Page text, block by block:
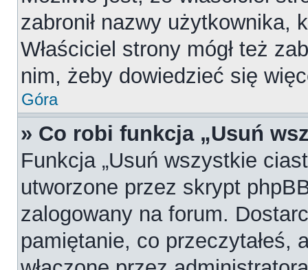
zabronił nazwy użytkownika,
Właściciel strony mógł też
nim, żeby dowiedzieć się
Góra
» Co robi funkcja „Usuń
Funkcja „Usuń wszystkie
utworzone przez skrypt
zalogowany na forum.
pamiętanie, co przeczytałeś,